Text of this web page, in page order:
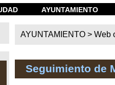
AYUNTAMIENTO
AYUNTAMIENTO > Web
Seguimiento de